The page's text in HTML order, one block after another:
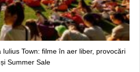
Iulius Town: filme în aer liber, provocări
Summer Sale